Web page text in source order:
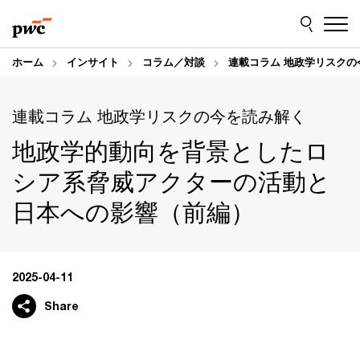
to
content
to
footer
ホーム インサイト コラム／対談 連載コラム 地政学リスクの
連載コラム 地政学リスクの今を読み解く
地政学的動向を背景としたロ
シア系脅威アクターの活動と
日本への影響（前編）
2025-04-11
Share